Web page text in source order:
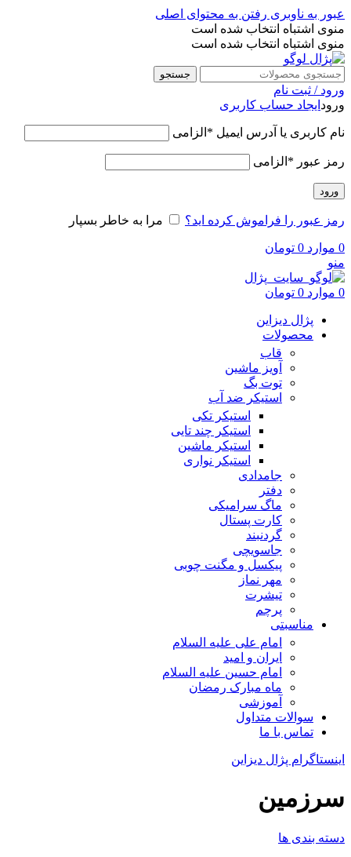
عبور به ناوبری رفتن به محتوای اصلی
منوی اشتباه انتخاب شده است
منوی اشتباه انتخاب شده است
جستجو
ورود / ثبت نام
ورود ایجاد حساب کاربری
نام کاربری یا آدرس ایمیل * الزامی
رمز عبور * الزامی
ورود
رمز عبور را فراموش کرده اید؟ مرا به خاطر بسپار
0 موارد 0 تومان
منو
0 موارد 0 تومان
پژال دیزاین
محصولات
قاب
آویز ماشین
توت بگ
استیکر ضد آب
استیکر تکی
استیکر چند تایی
استیکر ماشین
استیکر نواری
جامدادی
دفتر
ماگ سرامیکی
کارت پستال
گردنبند
جاسویچی
پیکسل و مگنت چوبی
مهر نماز
تیشرت
پرچم
مناسبتی
امام علی علیه السلام
ایران و امید
امام حسین علیه السلام
ماه مبارک رمضان
آموزشی
سوالات متداول
تماس با ما
اینستاگرام پژال دیزاین
سرزمین
دسته بندی ها